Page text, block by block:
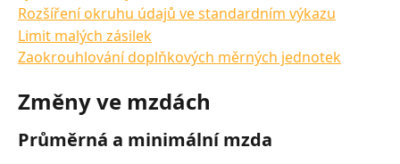
Rozšíření okruhu údajů ve standardním výkazu
Limit malých zásilek
Zaokrouhlování doplňkových měrných jednotek
Změny ve mzdách
Průměrná a minimální mzda